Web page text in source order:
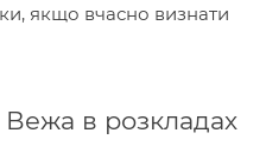
якщо вчасно визнати
в розкладах